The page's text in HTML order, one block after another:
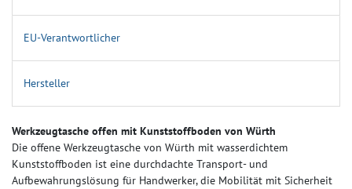
EU-Verantwortlicher
Hersteller
Werkzeugtasche offen mit Kunststoffboden von Würth
Die offene Werkzeugtasche von Würth mit wasserdichtem
Kunststoffboden ist eine durchdachte Transport- und
Aufbewahrungslösung für Handwerker, die Mobilität mit Sicherheit